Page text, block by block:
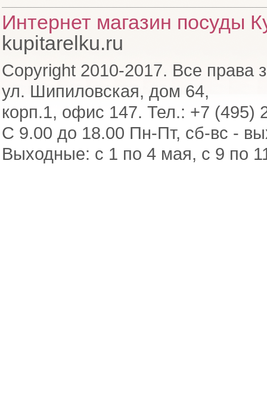
Интернет магазин посуды
kupitarelku.ru
Copyright 2010-2017. Все права
ул. Шипиловская, дом 64,
корп.1, офис 147. Тел.: +7 (495)
С 9.00 до 18.00 Пн-Пт, сб-вс -
Выходные: с 1 по 4 мая, с 9 по